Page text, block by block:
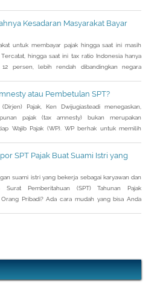
Kesadaran Masyarakat Bayar
untuk membayar pajak hingga saat ini masih
hingga saat ini tax ratio Indonesia hanya
persen, lebih rendah dibandingkan negara
atau Pembetulan SPT?
Pajak, Ken Dwijugiasteadi menegaskan,
pajak (tax amnesty) bukan merupakan
Wajib Pajak (WP). WP berhak untuk memilih
harta.
SPT Pajak Buat Suami Istri yang
suami istri yang bekerja sebagai karyawan dan
Surat Pemberitahuan (SPT) Tahunan Pajak
Orang Pribadi? Ada cara mudah yang bisa Anda